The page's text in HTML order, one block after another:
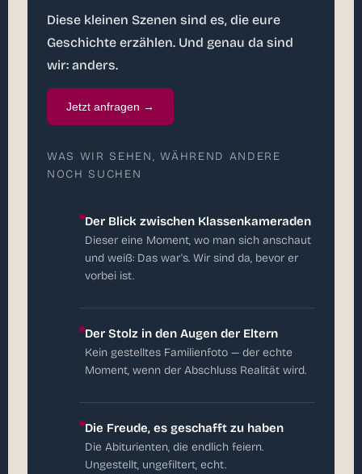
Diese kleinen Szenen sind es, die eure
Geschichte erzählen. Und genau da sind
wir: anders.
Jetzt anfragen →
WAS WIR SEHEN, WÄHREND ANDERE
NOCH SUCHEN
Der Blick zwischen Klassenkameraden
Dieser eine Moment, wo man sich anschaut
und weiß: Das war's. Wir sind da, bevor er
vorbei ist.
Der Stolz in den Augen der Eltern
Kein gestelltes Familienfoto — der echte
Moment, wenn der Abschluss Realität wird.
Die Freude, es geschafft zu haben
Die Abiturienten, die endlich feiern.
Ungestellt, ungefiltert, echt.